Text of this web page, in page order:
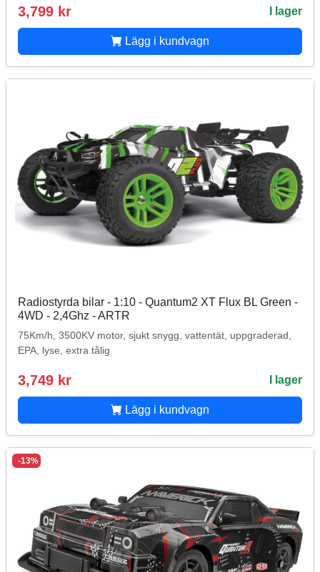
3,799 kr I lager
Lägg i kundvagn
Radiostyrda bilar - 1:10 - Quantum2 XT Flux BL Green -
4WD - 2,4Ghz - ARTR
75Km/h, 3500KV motor, sjukt snygg, vattentät, uppgraderad,
EPA, lyse, extra tålig
3,749 kr I lager
Lägg i kundvagn
-13%